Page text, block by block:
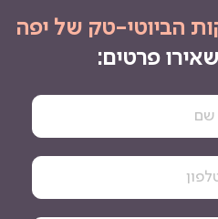
הביוטי-טק של יפה
פרטים: